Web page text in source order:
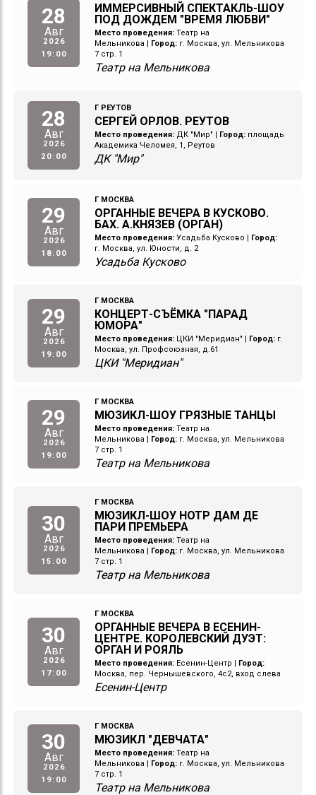
28
Авг
2026
19:00
ИММЕРСИВНЫЙ СПЕКТАКЛЬ-ШОУ
ПОД ДОЖДЕМ "ВРЕМЯ ЛЮБВИ"
Место проведения: Театр на
Мельникова | Город: г. Москва, ул. Мельникова
7 стр. 1
Театр на Мельникова
28
Авг
2026
20:00
Г РЕУТОВ
СЕРГЕЙ ОРЛОВ. РЕУТОВ
Место проведения: ДК "Мир" | Город: площадь
Академика Челомея, 1, Реутов
ДК "Мир"
29
Авг
2026
18:00
Г МОСКВА
ОРГАННЫЕ ВЕЧЕРА В КУСКОВО.
БАХ. А.КНЯЗЕВ (ОРГАН)
Место проведения: Усадьба Кусково | Город:
г. Москва, ул. Юности, д. 2
Усадьба Кусково
29
Авг
2026
19:00
Г МОСКВА
КОНЦЕРТ-СЪЁМКА "ПАРАД
ЮМОРА"
Место проведения: ЦКИ "Меридиан" | Город: г.
Москва, ул. Профсоюзная, д.61
ЦКИ "Меридиан"
29
Авг
2026
19:00
Г МОСКВА
МЮЗИКЛ-ШОУ ГРЯЗНЫЕ ТАНЦЫ
Место проведения: Театр на
Мельникова | Город: г. Москва, ул. Мельникова
7 стр. 1
Театр на Мельникова
30
Авг
2026
15:00
Г МОСКВА
МЮЗИКЛ-ШОУ НОТР ДАМ ДЕ
ПАРИ ПРЕМЬЕРА
Место проведения: Театр на
Мельникова | Город: г. Москва, ул. Мельникова
7 стр. 1
Театр на Мельникова
30
Авг
2026
17:00
Г МОСКВА
ОРГАННЫЕ ВЕЧЕРА В ЕСЕНИН-
ЦЕНТРЕ. КОРОЛЕВСКИЙ ДУЭТ:
ОРГАН И РОЯЛЬ
Место проведения: Есенин-Центр | Город:
Москва, пер. Чернышевского, 4с2, вход слева
Есенин-Центр
30
Авг
2026
19:00
Г МОСКВА
МЮЗИКЛ "ДЕВЧАТА"
Место проведения: Театр на
Мельникова | Город: г. Москва, ул. Мельникова
7 стр. 1
Театр на Мельникова